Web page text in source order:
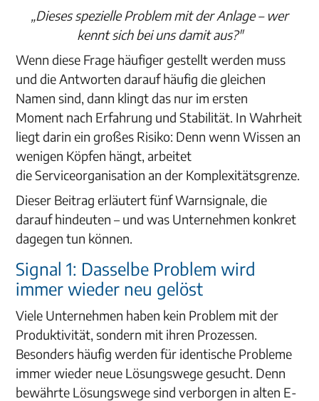
„Dieses spezielle Problem mit der Anlage – wer
kennt sich bei uns damit aus?"
Wenn diese Frage häufiger gestellt werden muss
und die Antworten darauf häufig die gleichen
Namen sind, dann klingt das nur im ersten
Moment nach Erfahrung und Stabilität. In Wahrheit
liegt darin ein großes Risiko: Denn wenn Wissen an
wenigen Köpfen hängt, arbeitet
die Serviceorganisation an der Komplexitätsgrenze.
Dieser Beitrag erläutert fünf Warnsignale, die
darauf hindeuten – und was Unternehmen konkret
dagegen tun können.
Signal 1: Dasselbe Problem wird
immer wieder neu gelöst
Viele Unternehmen haben kein Problem mit der
Produktivität, sondern mit ihren Prozessen.
Besonders häufig werden für identische Probleme
immer wieder neue Lösungswege gesucht. Denn
bewährte Lösungswege sind verborgen in alten E-